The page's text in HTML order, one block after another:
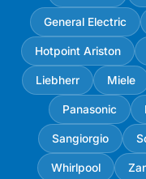
General Electric
Hotpoint Ariston
Liebherr Miele
Panasonic
Sangiorgio
Whirlpool